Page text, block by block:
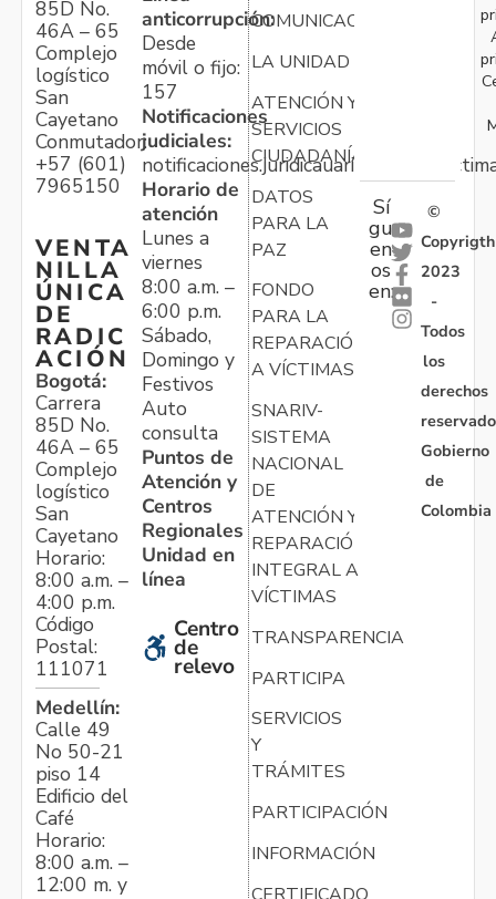
85D No.
46A – 65
Complejo
logístico
San
Cayetano
Conmutador:
+57 (601)
7965150
VENTA
NILLA
ÚNICA
DE
RADIC
ACIÓN
Bogotá:
Carrera
85D No.
46A – 65
Complejo
logístico
San
Cayetano
Horario:
8:00 a.m. –
4:00 p.m.
Código
Postal:
111071
Medellín:
Calle 49
No 50-21
piso 14
Edificio del
Café
Horario:
8:00 a.m. –
12:00 m. y
anticorrupción:
Desde
móvil o fijo:
157
Notificaciones
judiciales:
Horario de
atención
Lunes a
viernes
8:00 a.m. –
6:00 p.m.
Sábado,
Domingo y
Festivos
Auto
consulta
Puntos de
Atención y
Centros
Regionales
Unidad en
línea
Centro
de
relevo
COMUNICACIONES
LA UNIDAD
ATENCIÓN Y
SERVICIOS
CIUDADANÍA
DATOS
PARA LA
PAZ
FONDO
PARA LA
REPARACIÓN
A VÍCTIMAS
SNARIV-
SISTEMA
NACIONAL
DE
ATENCIÓN Y
REPARACIÓN
INTEGRAL A
VÍCTIMAS
TRANSPARENCIA
PARTICIPA
SERVICIOS
Y
TRÁMITES
PARTICIPACIÓN
INFORMACIÓN
Sí
gu
en
os
en:
©
Copyrigth
2023
-
Todos
los
derechos
Gobierno
de
Colombia